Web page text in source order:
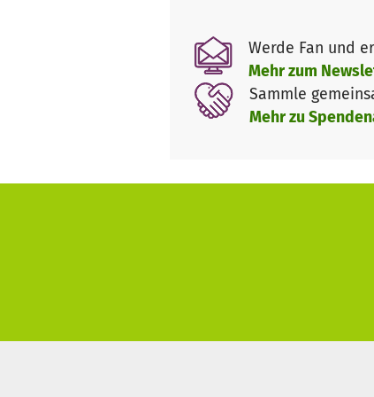
So hat sich auch das
verschiedene Aufgaben-
zuzuhören.
Werde Fan und
Mehr zum
Sammle
Mehr zu